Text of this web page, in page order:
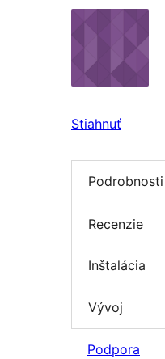
Stiahnuť
Podrobnosti
Recenzie
Inštalácia
Vývoj
Podpora